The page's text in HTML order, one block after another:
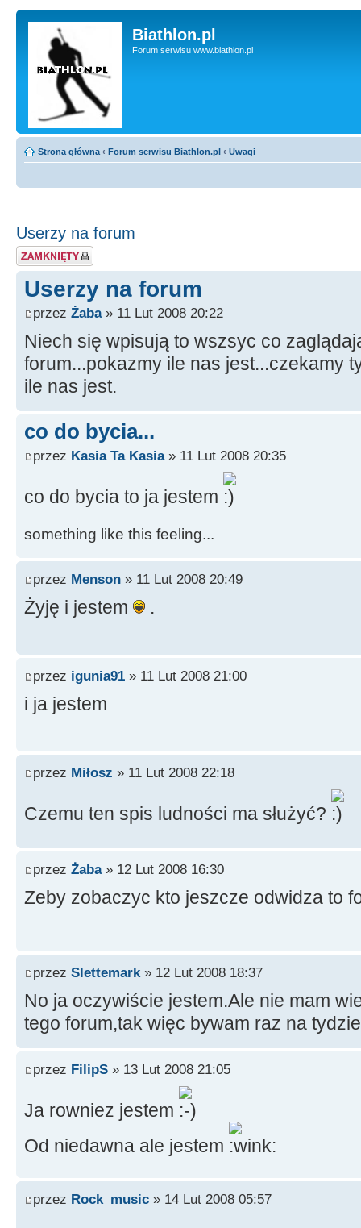
Biathlon.pl
Forum serwisu www.biathlon.pl
Strona główna ‹ Forum serwisu Biathlon.pl ‹ Uwagi
Userzy na forum
Zablokowany temat
Userzy na forum
przez Żaba» 11 Lut 2008 20:22
Niech się wpisują to wszsyc co
forum...pokazmy ile nas jest...czekamy
ile nas jest.
co do bycia...
przez Kasia Ta Kasia» 11 Lut 2008 20:35
co do bycia to ja jestem
something like this feeling...
przez Menson » 11 Lut 2008 20:49
Żyję i jestem .
przez igunia91 » 11 Lut 2008 21:00
i ja jestem
przez Miłosz » 11 Lut 2008 22:18
Czemu ten spis ludności ma służyć?
przez Żaba» 12 Lut 2008 16:30
Zeby zobaczyc kto jeszcze odwidza to
przez Slettemark » 12 Lut 2008 18:37
No ja oczywiście jestem.Ale nie mam
tego forum,tak więc bywam raz na
przez FilipS » 13 Lut 2008 21:05
Ja rowniez jestem
Od niedawna ale jestem
przez Rock_music » 14 Lut 2008 05:57